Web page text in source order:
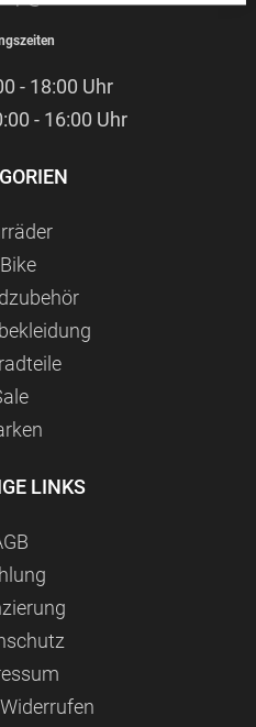
- 18:00 Uhr
- 16:00 Uhr
LINKS